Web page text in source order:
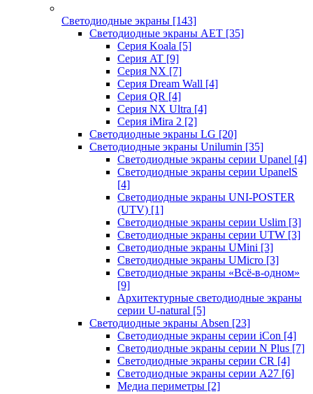
Светодиодные экраны [143]
Светодиодные экраны AET [35]
Cерия Koala [5]
Серия AT [9]
Серия NX [7]
Серия Dream Wall [4]
Серия QR [4]
Серия NX Ultra [4]
Серия iMira 2 [2]
Светодиодные экраны LG [20]
Светодиодные экраны Unilumin [35]
Светодиодные экраны серии Upanel [4]
Светодиодные экраны серии UpanelS
[4]
Светодиодные экраны UNI-POSTER
(UTV) [1]
Светодиодные экраны серии Uslim [3]
Светодиодные экраны серии UTW [3]
Светодиодные экраны UMini [3]
Светодиодные экраны UMicro [3]
Светодиодные экраны «Всё-в-одном»
[9]
Архитектурные светодиодные экраны
серии U-natural [5]
Светодиодные экраны Absen [23]
Светодиодные экраны серии iCon [4]
Светодиодные экраны серии N Plus [7]
Светодиодные экраны серии CR [4]
Светодиодные экраны серии А27 [6]
Медиа периметры [2]